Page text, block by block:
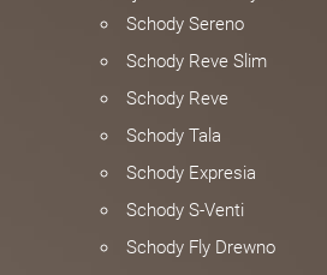
Schody Sereno
Schody Reve Slim
Schody Reve
Schody Tala
Schody Expresia
Schody S-Venti
Schody Fly Drewno